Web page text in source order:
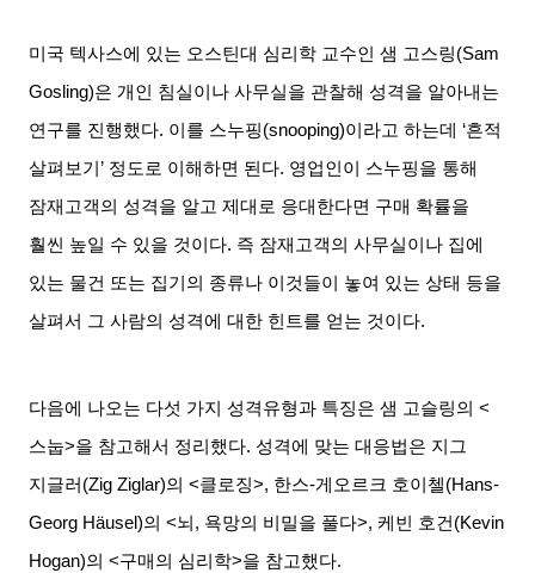
미국 텍사스에 있는 오스틴대 심리학 교수인 샘 고스링(Sam
Gosling)은 개인 침실이나 사무실을 관찰해 성격을 알아내는
연구를 진행했다. 이를 스누핑(snooping)이라고 하는데 ‘흔적
살펴보기 ’ 정도로 이해하면 된다. 영업인이 스누핑을 통해
잠재고객의 성격을 알고 제대로 응대한다면 구매 확률을
훨씬 높일 수 있을 것이다. 즉 잠재고객의 사무실이나 집에
있는 물건 또는 집기의 종류나 이것들이 놓여 있는 상태 등을
살펴서 그 사람의 성격에 대한 힌트를 얻는 것이다.
다음에 나오는 다섯 가지 성격유형과 특징은 샘 고슬링의 <
스눕>을 참고해서 정리했다. 성격에 맞는 대응법은 지그
지글러 (Zig Ziglar)의 <클로징>, 한스-게오르크 호이첼(Hans-
Georg Häusel)의 <뇌 , 욕망의 비밀을 풀다>,케빈 호건(Kevin
Hogan)의 <구매의 심리학>을 참고했다.